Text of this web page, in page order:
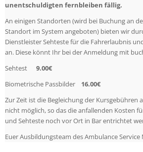
unentschuldigten fernbleiben fällig.
An einigen Standorten (wird bei Buchung an
Standort im System angeboten) bieten wir
Dienstleister Sehteste für die Fahrerlaubnis
an. Diese könnt Ihr bei der Anmeldung mit
Sehtest
9.00€
Biometrische Passbilder
16.00€
Zur Zeit ist die Begleichung der Kursgebühren
nicht möglich, so das die anfallenden Kosten
und Sehteste noch vor Ort in Bar entrichtet
Euer Ausbildungsteam des Ambulance Service